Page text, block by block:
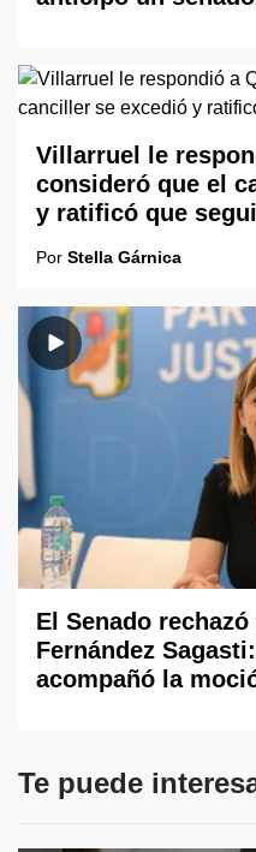
Villarruel le
consideró que el
y ratificó que
Por Stella Gárnica
El Senado
Fernández
acompañó la
Te puede